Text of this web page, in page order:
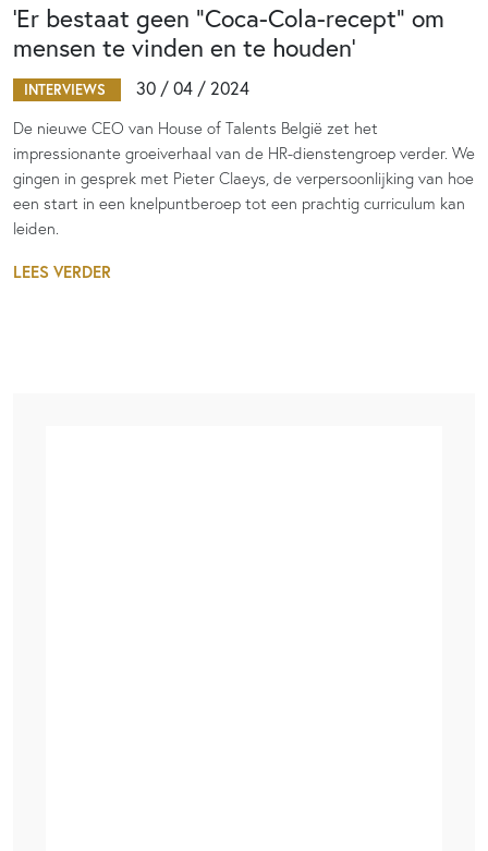
‘Er bestaat geen “Coca-Cola-recept” om
mensen te vinden en te houden’
INTERVIEWS 30 / 04 / 2024
De nieuwe CEO van House of Talents België zet het
impressionante groeiverhaal van de HR-dienstengroep verder. We
gingen in gesprek met Pieter Claeys, de verpersoonlijking van hoe
een start in een knelpuntberoep tot een prachtig curriculum kan
leiden.
LEES VERDER